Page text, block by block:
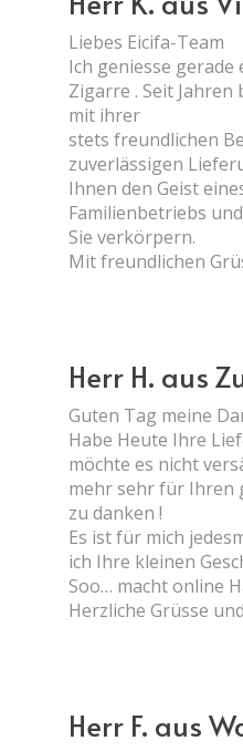
Liebes Eicifa-Team
Ich geniesse gerade
Zigarre . Seit
mit ihrer
stets freundlichen
zuverlässigen
Ihnen den Geist
Familienbetriebs
Sie verkörpern.
Mit freundlichen
Herr H. aus
Guten Tag meine
Habe Heute Ihre
möchte es nicht
mehr sehr für Ihren
zu danken !
Es ist für mich
ich Ihre kleinen
Soo… macht online
Herzliche Grüsse
Herr F. aus